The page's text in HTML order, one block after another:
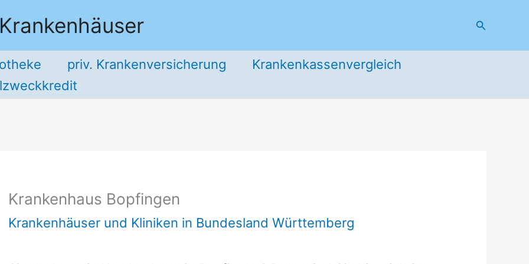
Suchen
priv. Krankenversicherung
Krankenkassenvergleich
Krankenhaus Bopfingen
Krankenhäuser und Kliniken in Bundesland Württemberg